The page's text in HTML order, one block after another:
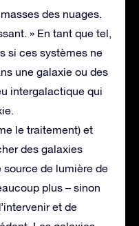
des nuages.
» En tant que tel,
si ces systèmes ne
une galaxie ou des
intergalactique qui
le traitement) et
des galaxies
source de lumière de
plus – sinon
et de